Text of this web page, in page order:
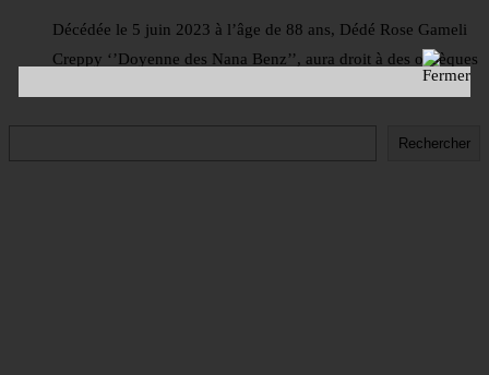
Décédée le 5 juin 2023 à l’âge de 88 ans, Dédé Rose Gameli
Creppy ‘’Doyenne des Nana Benz’’, aura droit à des obsèques
Rechercher